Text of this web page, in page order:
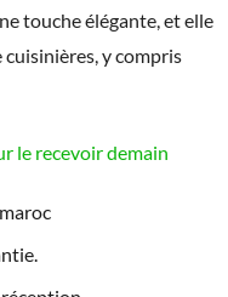
touche élégante, et elle
y compris
le recevoir demain